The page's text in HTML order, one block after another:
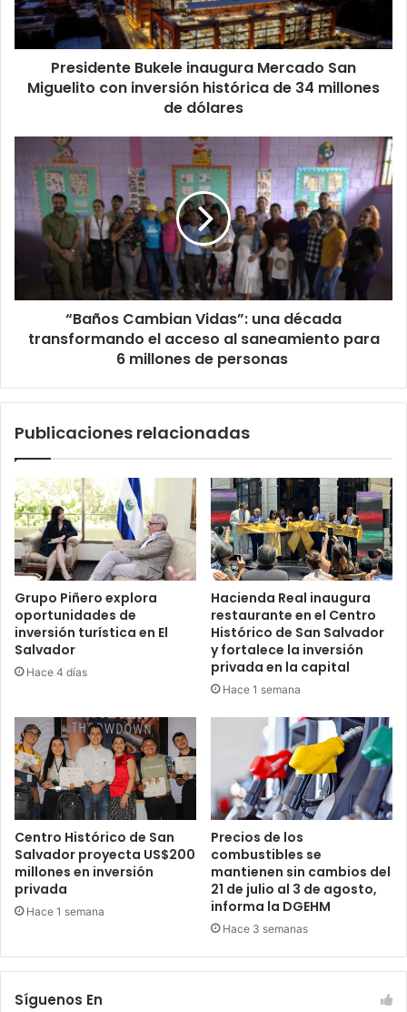
con
inversión
histórica
dólares
Presidente Bukele inaugura Mercado San
Miguelito con inversión histórica de 34 millones
de dólares
Cambian
Vidas”:
una
década
transformando
acceso
al
saneamiento
para
de
“Baños Cambian Vidas”: una década
transformando el acceso al saneamiento para
6 millones de personas
Publicaciones relacionadas
Grupo Piñero explora
oportunidades de
inversión turística en El
Salvador
Hace 4 días
Hacienda Real inaugura
restaurante en el Centro
Histórico de San Salvador
y fortalece la inversión
privada en la capital
Hace 1 semana
Centro Histórico de San
Salvador proyecta US$200
millones en inversión
privada
Hace 1 semana
Precios de los
combustibles se
mantienen sin cambios del
21 de julio al 3 de agosto,
informa la DGEHM
Hace 3 semanas
Síguenos En